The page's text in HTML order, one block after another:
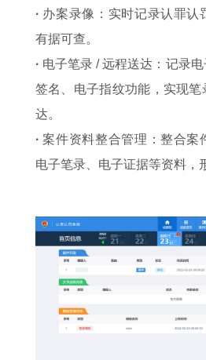
· 办案录像：实时记录认罪认
有据可查。
· 电子笔录 / 远程送达：记录
签名、电子指纹功能，实现
达。
·案件资料整合管理：整合案
电子笔录、电子证据等资料，